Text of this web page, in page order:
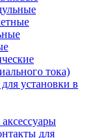
тока)
установки в
для